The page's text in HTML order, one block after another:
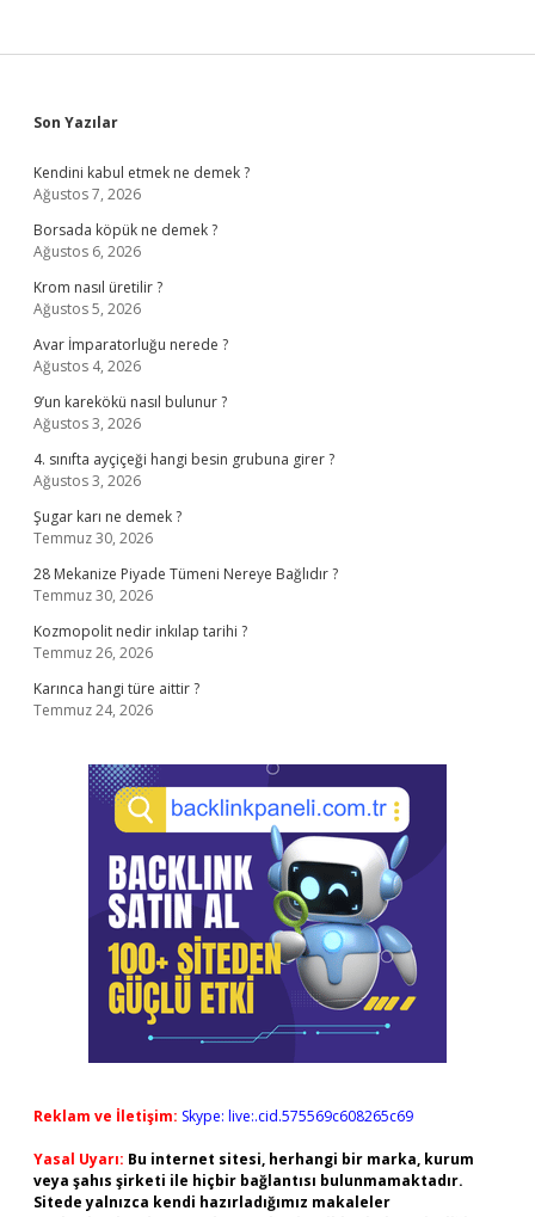
Sidebar
Son Yazılar
Kendini kabul etmek ne demek ?
Ağustos 7, 2026
Borsada köpük ne demek ?
Ağustos 6, 2026
Krom nasıl üretilir ?
Ağustos 5, 2026
Avar İmparatorluğu nerede ?
Ağustos 4, 2026
9’un karekökü nasıl bulunur ?
Ağustos 3, 2026
4. sınıfta ayçiçeği hangi besin grubuna girer ?
Ağustos 3, 2026
Şugar karı ne demek ?
Temmuz 30, 2026
28 Mekanize Piyade Tümeni Nereye Bağlıdır ?
Temmuz 30, 2026
Kozmopolit nedir inkılap tarihi ?
Temmuz 26, 2026
Karınca hangi türe aittir ?
Temmuz 24, 2026
Reklam ve İletişim: Skype: live:.cid.575569c608265c69
Yasal Uyarı: Bu internet sitesi, herhangi bir marka, kurum
veya şahıs şirketi ile hiçbir bağlantısı bulunmamaktadır.
Sitede yalnızca kendi hazırladığımız makaleler